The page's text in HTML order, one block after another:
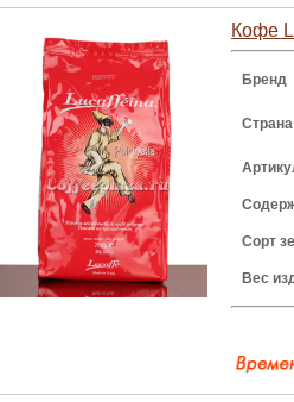
Кофе
Бренд
Сорт
Вес